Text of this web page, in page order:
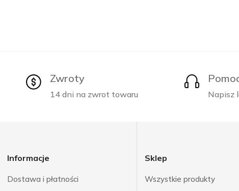
Zwroty
14 dni na zwrot towaru Napisz
Informacje
Dostawa i płatności
Sklep
Wszystkie produkty